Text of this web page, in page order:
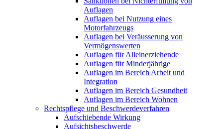
Auflagen
Auflagen bei Nutzung eines
Motorfahrzeugs
Auflagen bei Veräusserung von
Vermögenswerten
Auflagen für Alleinerziehende
Auflagen für Minderjährige
Auflagen im Bereich Arbeit und
Integration
Auflagen im Bereich Gesundheit
Auflagen im Bereich Wohnen
Rechtspflege und Beschwerdeverfahren
Aufschiebende Wirkung
Aufsichtsbeschwerde